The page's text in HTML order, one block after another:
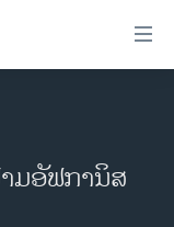
ມອັຟກາ​ນິສ